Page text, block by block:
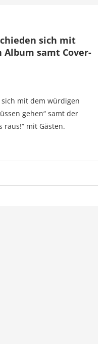
sich mit
samt Cover-
sich mit dem würdigen
gehen“ samt der
raus!“ mit Gästen.